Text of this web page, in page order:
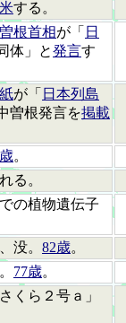
する。
根首相が「 日
体」と発言す
が「 日本列島
曽根発言を掲載
。
る。
での植物遺伝子
、没。 82歳。
77歳。
くら２号ａ」